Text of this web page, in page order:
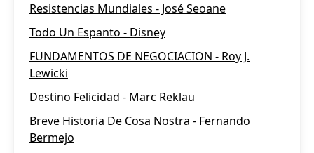
Resistencias Mundiales - José Seoane
Todo Un Espanto - Disney
FUNDAMENTOS DE NEGOCIACION - Roy J.
Lewicki
Destino Felicidad - Marc Reklau
Breve Historia De Cosa Nostra - Fernando
Bermejo